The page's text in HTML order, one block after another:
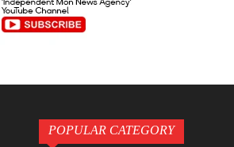
POPULAR CATEGORY